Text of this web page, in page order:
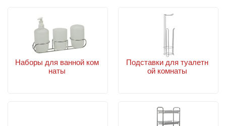
Наборы для ванной ком
наты
Подставки для туалетн
ой комнаты